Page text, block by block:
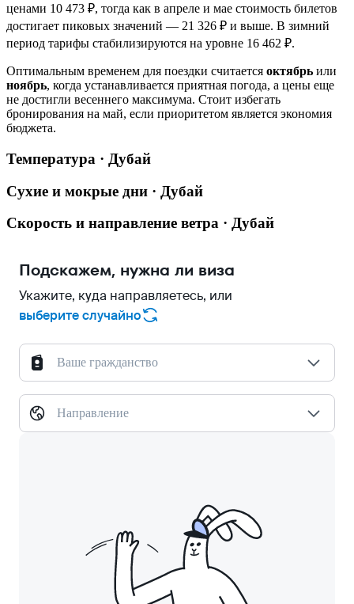
ценами 10 473 ₽, тогда как в апреле и мае стоимость билетов
достигает пиковых значений — 21 326 ₽ и выше. В зимний
период тарифы стабилизируются на уровне 16 462 ₽.
Оптимальным временем для поездки считается октябрь или
ноябрь, когда устанавливается приятная погода, а цены еще
не достигли весеннего максимума. Стоит избегать
бронирования на май, если приоритетом является экономия
бюджета.
Температура · Дубай
Сухие и мокрые дни · Дубай
Скорость и направление ветра · Дубай
Подскажем, нужна ли виза
Укажите, куда направляетесь, или
выберите случайно
Ваше гражданство
Направление